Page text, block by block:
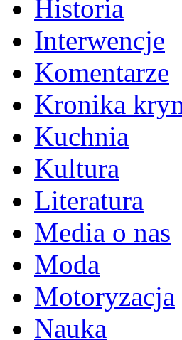
Historia
Interwencje
Komentarze
Kronika
Kuchnia
Kultura
Literatura
Media o nas
Moda
Motoryzacja
Nauka